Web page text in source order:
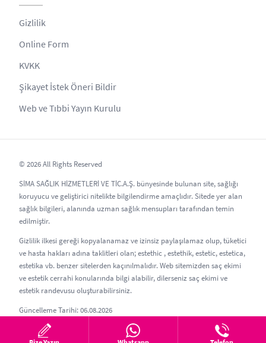
Gizlilik
Online Form
KVKK
Şikayet İstek Öneri Bildir
Web ve Tıbbi Yayın Kurulu
© 2026 All Rights Reserved
SİMA SAĞLIK HİZMETLERİ VE TİC.A.Ş. bünyesinde bulunan site, sağlığı
koruyucu ve geliştirici nitelikte bilgilendirme amaçlıdır. Sitede yer alan
sağlık bilgileri, alanında uzman sağlık mensupları tarafından temin
edilmiştir.
Gizlilik ilkesi gereği kopyalanamaz ve izinsiz paylaşılamaz olup, tüketici
ve hasta hakları adına taklitleri olan; estethic , estethik, estetic, estetica,
estetika vb. benzer sitelerden kaçınılmalıdır. Web sitemizden saç ekimi
ve estetik cerrahi konularında bilgi alabilir, dilerseniz saç ekimi ve
estetik randevusu oluşturabilirsiniz.
Güncelleme Tarihi: 06.08.2026